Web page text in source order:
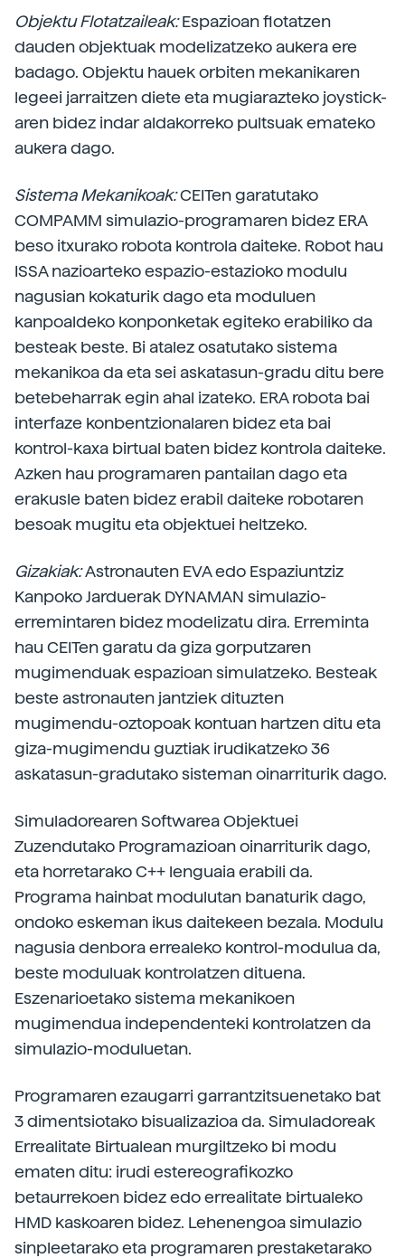
Objektu Flotatzaileak:Espazioan flotatzen
dauden objektuak modelizatzeko aukera ere
badago. Objektu hauek orbiten mekanikaren
legeei jarraitzen diete eta mugiarazteko joystick-
aren bidez indar aldakorreko pultsuak emateko
aukera dago.
Sistema Mekanikoak:CEITen garatutako
COMPAMM simulazio-programaren bidez ERA
beso itxurako robota kontrola daiteke. Robot hau
ISSA nazioarteko espazio-estazioko modulu
nagusian kokaturik dago eta moduluen
kanpoaldeko konponketak egiteko erabiliko da
besteak beste. Bi atalez osatutako sistema
mekanikoa da eta sei askatasun-gradu ditu bere
betebeharrak egin ahal izateko. ERA robota bai
interfaze konbentzionalaren bidez eta bai
kontrol-kaxa birtual baten bidez kontrola daiteke.
Azken hau programaren pantailan dago eta
erakusle baten bidez erabil daiteke robotaren
besoak mugitu eta objektuei heltzeko.
Gizakiak:Astronauten EVA edo Espaziuntziz
Kanpoko Jarduerak DYNAMAN simulazio-
erremintaren bidez modelizatu dira. Erreminta
hau CEITen garatu da giza gorputzaren
mugimenduak espazioan simulatzeko. Besteak
beste astronauten jantziek dituzten
mugimendu-oztopoak kontuan hartzen ditu eta
giza-mugimendu guztiak irudikatzeko 36
askatasun-gradutako sisteman oinarriturik dago.
Simuladorearen Softwarea Objektuei
Zuzendutako Programazioan oinarriturik dago,
eta horretarako C++ lenguaia erabili da.
Programa hainbat modulutan banaturik dago,
ondoko eskeman ikus daitekeen bezala. Modulu
nagusia denbora errealeko kontrol-modulua da,
beste moduluak kontrolatzen dituena.
Eszenarioetako sistema mekanikoen
mugimendua independenteki kontrolatzen da
simulazio-moduluetan.
Programaren ezaugarri garrantzitsuenetako bat
3 dimentsiotako bisualizazioa da. Simuladoreak
Errealitate Birtualean murgiltzeko bi modu
ematen ditu: irudi estereografikozko
betaurrekoen bidez edo errealitate birtualeko
HMD kaskoaren bidez. Lehenengoa simulazio
sinpleetarako eta programaren prestaketarako